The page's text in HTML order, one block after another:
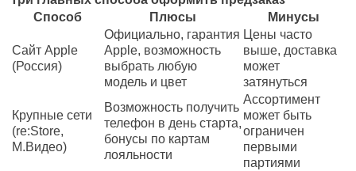
Способ
Плюсы Минусы
Сайт Apple
(Россия)
Официально, гарантия
Apple, возможность
выбрать любую
модель и цвет
Цены часто
выше, доставка
может
затянуться
Крупные сети
(re:Store,
М.Видео)
Возможность получить
телефон в день старта,
бонусы по картам
лояльности
Ассортимент
может быть
ограничен
первыми
партиями